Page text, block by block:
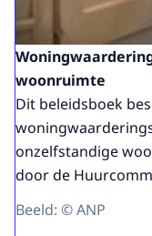
woonruimte
Dit beleidsboek
onzelfstandige
door de
Beeld: © ANP